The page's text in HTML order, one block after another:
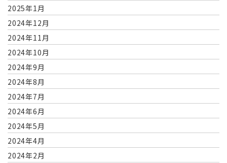
2025年1月
2024年12月
2024年11月
2024年10月
2024年9月
2024年8月
2024年7月
2024年6月
2024年5月
2024年4月
2024年2月